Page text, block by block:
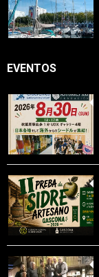
EVENTOS